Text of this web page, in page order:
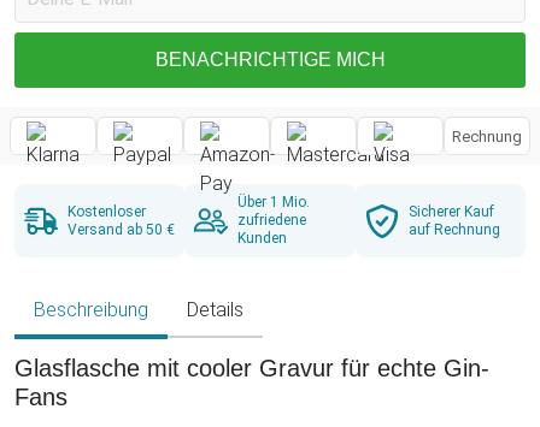
BENACHRICHTIGE MICH
Rechnung
Kostenloser
Versand ab 50 €
Über 1 Mio.
zufriedene
Kunden
Sicherer Kauf
auf Rechnung
Beschreibung Details
Glasflasche mit cooler Gravur für echte Gin-
Fans